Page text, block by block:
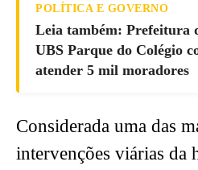
POLÍTICA E GOVERNO
Leia também: Prefeitura
UBS Parque do Colégio
atender 5 mil moradores
Considerada uma das
intervenções viárias da